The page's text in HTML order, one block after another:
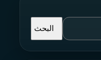
البحث